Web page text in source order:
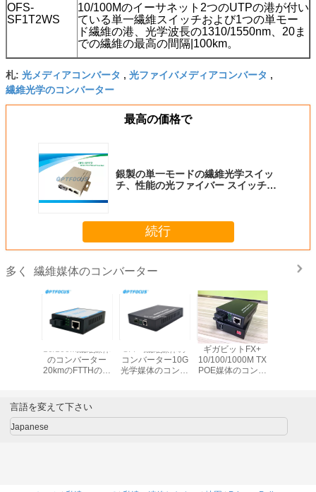
OFS-
SF1T2WS
10/100Mのイーサネット2つのUTPの港が付い
ている単一繊維スイッチおよび1つの単モー
ド繊維の港、光学波長の1310/1550nm、20ま
での繊維の最高の間隔 100km。
札: 光メディアコンバータ , 光ファイバメディアコンバータ ,
繊維光学のコンバーター
最高の価格で
銀製の単一モードの繊維光学スイッ
チ、性能の光ファイバー スイッチ壁
続行
多く 繊維媒体のコンバーター
gigabit
10/100M繊維媒体
のコンバーター
20kmのFTTHのた
SFP+繊維媒体の
コンバーター10G
光学媒体のコンバ
ギガビットFX+
10/100/1000M TX
POE媒体のコンバ
言語を変えて下さい
Japanese